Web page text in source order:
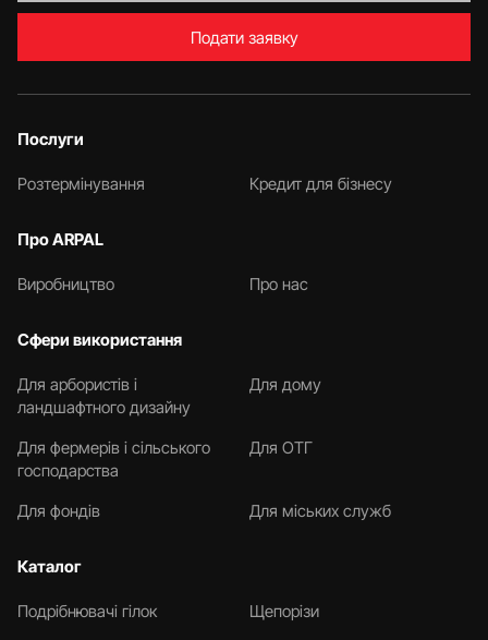
Подати заявку
Послуги
Розтермінування Кредит для бізнесу
Про ARPAL
Виробництво Про нас
Сфери використання
Для арбористів і
ландшафтного дизайну
Для дому
Для фермерів і сільського
господарства
Для ОТГ
Для фондів Для міських служб
Каталог
Подрібнювачі гілок
Щепорізи